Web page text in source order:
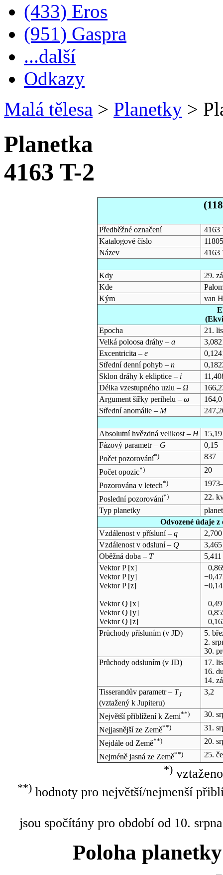
(433) Eros
(951) Gaspra
...další
Odkazy
Malá tělesa > Planetky >
Planetka
4163 T-2
Předběžné označení
4163
Katalogové číslo
Název
4163
Kdy
29.
Kde
Kým
van
Epocha
21.
Velká poloosa dráhy –a
Excentricita –e
Střední denní pohyb –n
Sklon dráhy k ekliptice – i
Délka vzestupného uzlu –Ω
Argument šířky perihelu –ω
Střední anomálie – M
Absolutní hvězdná velikost – H
Fázový parametr – G
0,15
Počet pozorování*)
837
Počet opozic*)
20
Pozorována v letech*)
Poslední pozorování*)
22.
Typ planetky
Odvozené údaje
Vzdálenost v přísluní –q
Vzdálenost v odsluní – Q
Oběžná doba – T
Vektor P [x]
Vektor P [y]
Vektor P [z]
Vektor Q [x]
Vektor Q [y]
Vektor Q [z]
Průchody přísluním (vJD)
5.
2.
30.
Průchody odsluním (vJD)
17.
16.
14.
Tisserandův parametr – TJ
(vztažený k Jupiteru)
3,2
Největší přiblížení k Zemi**)
30.
Nejjasnější ze Země**)
31.
Nejdále od Země**)
20.
Nejméně jasná ze Země**) 25.
*)
**)hodnoty pro největší/nejmenší
jsou spočítány pro období od 10.
Poloha